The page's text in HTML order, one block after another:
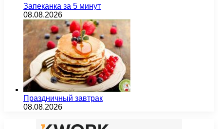
Запеканка за 5 минут
08.08.2026
Праздничный завтрак
08.08.2026